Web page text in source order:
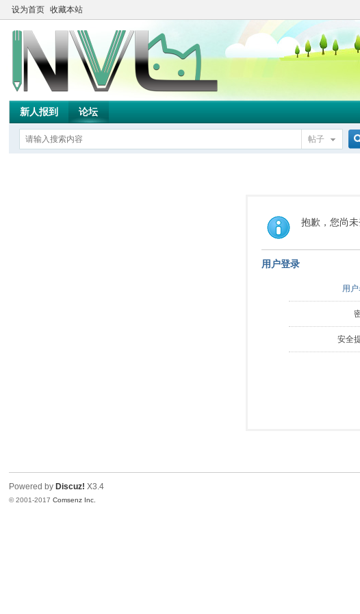
设为首页 收藏本站
新人报到 论坛
帖子
索
抱歉，您尚
用户登录
用户
安全
Powered by Discuz! X3.4
© 2001-2017Comsenz Inc.